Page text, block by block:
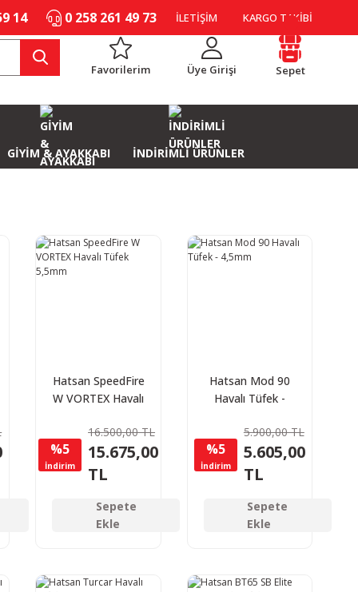
14 0 258 261 49 73 İLETİŞİM KARGO TAKİBİ
Favorilerim Üye Girişi Sepet
GİYİM & AYAKKABI İNDİRİMLİ ÜRÜNLER
Hatsan SpeedFire
W VORTEX Havalı
%5
İndirim
16.500,00 TL
15.675,00
TL
Sepete
Ekle
Hatsan Mod 90
Havalı Tüfek -
%5
İndirim
5.900,00 TL
5.605,00
TL
Sepete
Ekle